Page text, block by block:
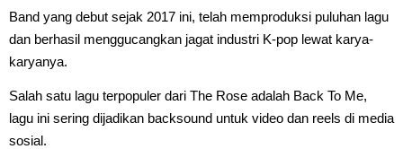
Band yang debut sejak 2017 ini, telah memproduksi puluhan lagu
dan berhasil menggucangkan jagat industri K-pop lewat karya-
karyanya.
Salah satu lagu terpopuler dari The Rose adalah Back To Me,
lagu ini sering dijadikan backsound untuk video dan reels di media
sosial.